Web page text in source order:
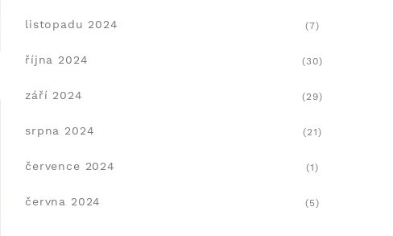
listopadu 2024 (7)
října 2024 (30)
září 2024 (29)
srpna 2024 (21)
července 2024 (1)
června 2024 (5)